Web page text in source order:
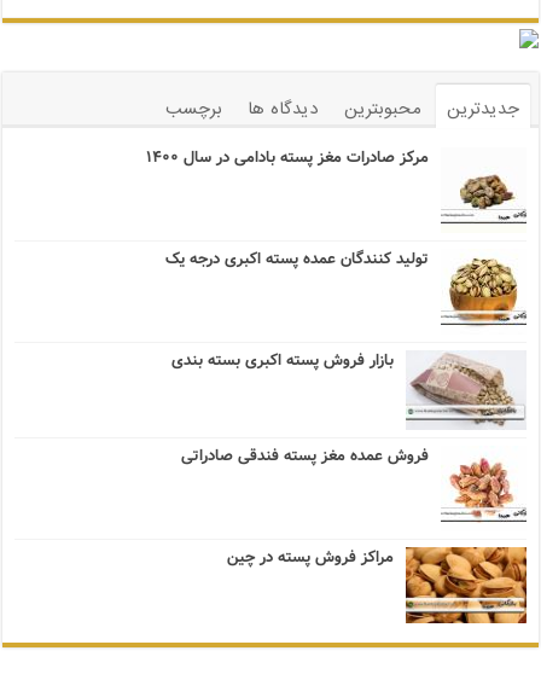
جدیدترین محبوبترین دیدگاه ها برچسب
مرکز صادرات مغز پسته بادامی در سال ۱۴۰۰
تولید کنندگان عمده پسته اکبری درجه یک
بازار فروش پسته اکبری بسته بندی
فروش عمده مغز پسته فندقی صادراتی
مراکز فروش پسته در چین